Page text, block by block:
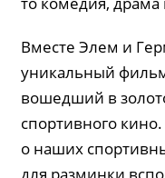
Вместе Элем и
уникальный фильм
вошедший в
спортивного
о наших